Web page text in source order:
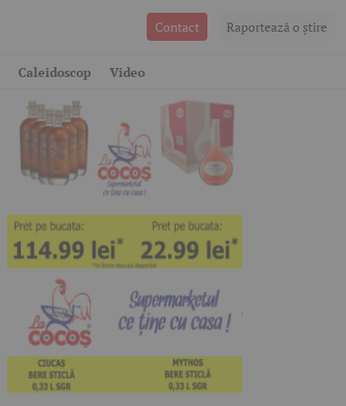
Contact Raportează o ştire
Caleidoscop Video